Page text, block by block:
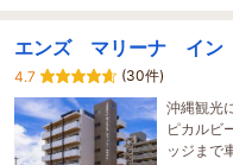
エンズ マリーナ イン
4.7
(30件)
沖縄観光
ピカルビ
ッジまで